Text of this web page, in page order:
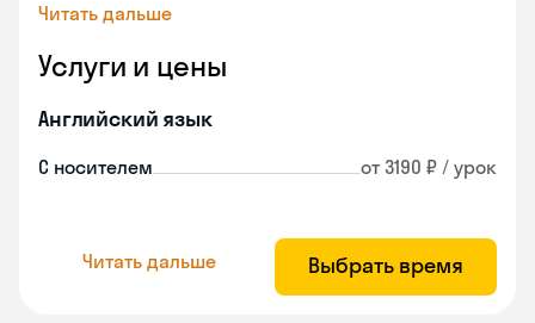
Читать дальше
Услуги и цены
Английский язык
С носителем от 3190 ₽ / урок
Читать дальше Выбрать время